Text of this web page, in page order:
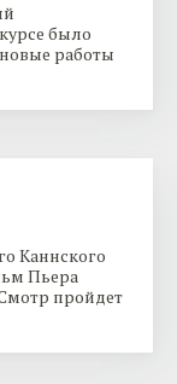
было
работы
Каннского
Пьера
пройдет